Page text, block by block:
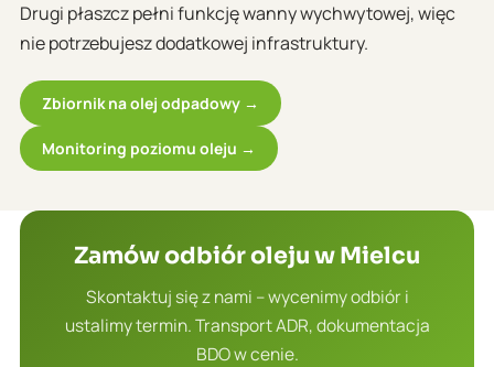
Drugi płaszcz pełni funkcję wanny wychwytowej, więc
nie potrzebujesz dodatkowej infrastruktury.
Zbiornik na olej odpadowy →
Monitoring poziomu oleju →
Zamów odbiór oleju w Mielcu
Skontaktuj się z nami – wycenimy odbiór i
ustalimy termin. Transport ADR, dokumentacja
BDO w cenie.